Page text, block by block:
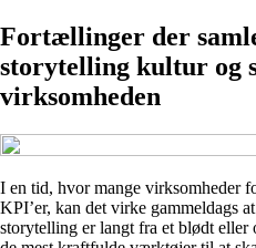
Fortællinger der
storytelling kultur og
virksomheden
I en tid, hvor mange virksomheder
KPI’er, kan det virke gammeldags
storytelling er langt fra et blødt eller